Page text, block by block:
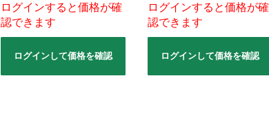
ログインすると価格が確
認できます
ログインして価格を確認
ログインすると価格が確
認できます
ログインして価格を確認